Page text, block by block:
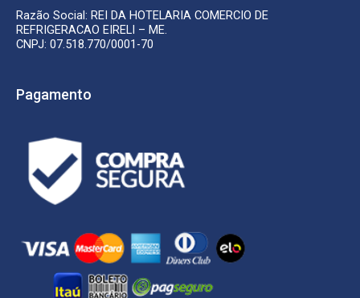
Razão Social: REI DA HOTELARIA COMERCIO DE
REFRIGERACAO EIRELI – ME.
CNPJ: 07.518.770/0001-70
Pagamento